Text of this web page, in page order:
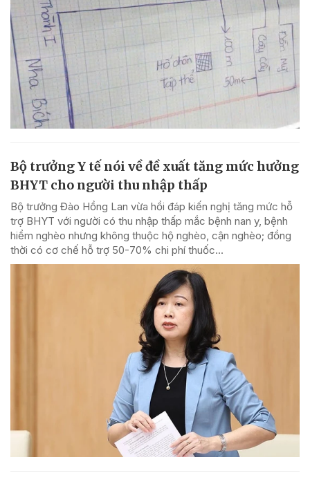
Bộ trưởng Y tế nói về đề xuất tăng mức hưởng
BHYT cho người thu nhập thấp
Bộ trưởng Đào Hồng Lan vừa hồi đáp kiến nghị tăng mức hỗ
trợ BHYT với người có thu nhập thấp mắc bệnh nan y, bệnh
hiểm nghèo nhưng không thuộc hộ nghèo, cận nghèo; đồng
thời có cơ chế hỗ trợ 50-70% chi phí thuốc...